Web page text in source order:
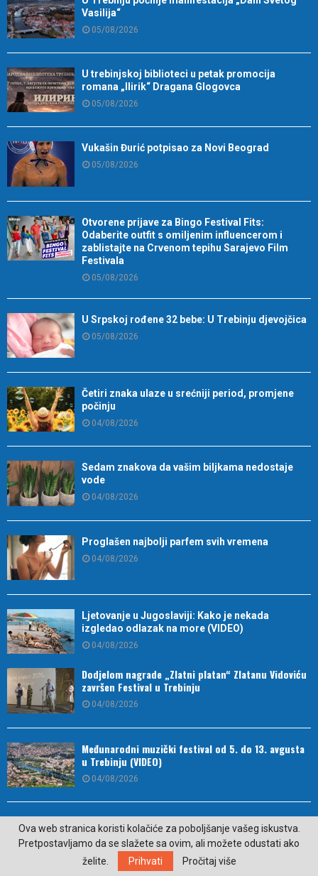
Vasilija“
05/08/2026
U trebinjskoj biblioteci u petak promocija
romana „Ilirik“ Dragana Glogovca
05/08/2026
Vukašin Đurić potpisao za Novi Beograd
05/08/2026
Otvorene prijave za Bingo Festival Fits:
Odaberite outfit s omiljenim influencerom i
zablistajte na Crvenom tepihu Sarajevo Film
Festivala
05/08/2026
U Srpskoj rođene 32 bebe: U Trebinju djevojčica
05/08/2026
Četiri znaka ulaze u srećniji period, promjene
počinju
04/08/2026
Sedam znakova da vašim biljkama nedostaje
vode
04/08/2026
Proglašen najbolji parfem svih vremena
04/08/2026
Ljetovanje u Jugoslaviji: Kako je nekada
izgledao odlazak na more (VIDEO)
04/08/2026
Dodjelom nagrade „Zlatni platan“ Zlatanu Vidoviću
završen Festival u Trebinju
04/08/2026
Međunarodni muzički festival od 5. do 13. avgusta
u Trebinju (VIDEO)
04/08/2026
Pred nama ekstremne vrućine, temperature do 42
stepena
04/08/2026
Ova web stranica koristi kolačiće za poboljšanje vašeg iskustva.
Pretpostavljamo da se slažete sa ovim, ali možete odustati ako
želite.
Prihvati Pročitaj više